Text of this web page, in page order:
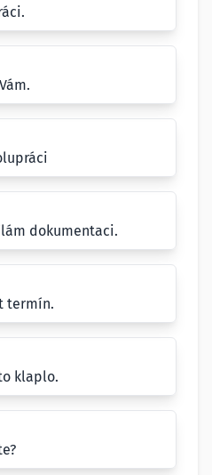
dokumentaci.
termín.
klaplo.